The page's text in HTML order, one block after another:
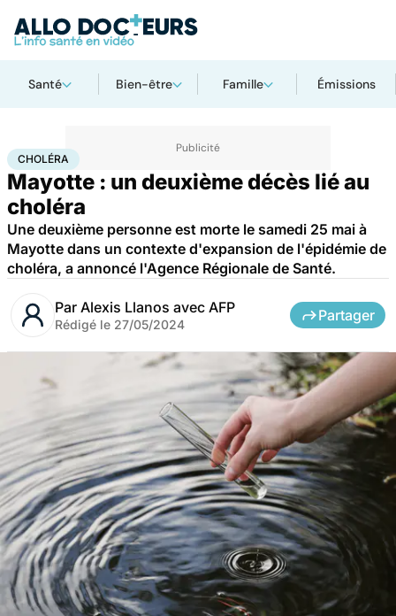
Santé Bien-être Famille Émissions
AccueilSanté Maladies infectieuses
CHOLÉRA
Mayotte : un deuxième décès lié au
choléra
Une deuxième personne est morte le samedi 25 mai à
Mayotte dans un contexte d'expansion de l'épidémie de
choléra, a annoncé l'Agence Régionale de Santé.
Par Alexis Llanos avec AFP
Rédigé le 27/05/2024
Partager